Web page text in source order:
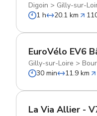
Digoin > Gilly-sur-
1 h
20.1 km
EuroVélo EV6
Gilly-sur-Loire >
30 min
11.9 km
La Via Allier -